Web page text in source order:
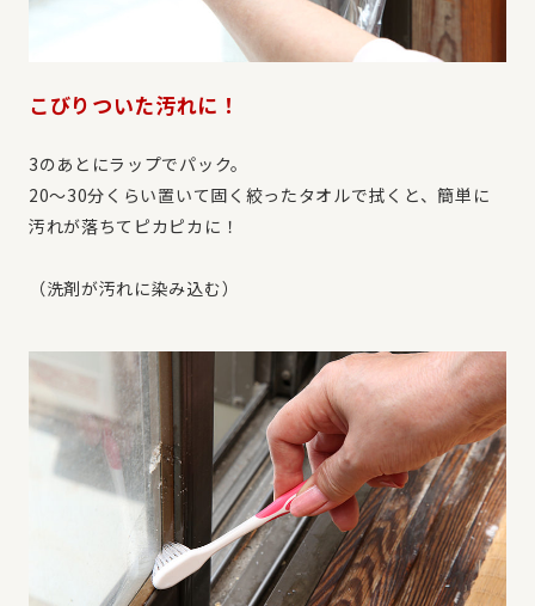
こびりついた汚れに！
3のあとにラップでパック。
20～30分くらい置いて固く絞ったタオルで拭くと、簡単に
汚れが落ちてピカピカに！
（洗剤が汚れに染み込む）